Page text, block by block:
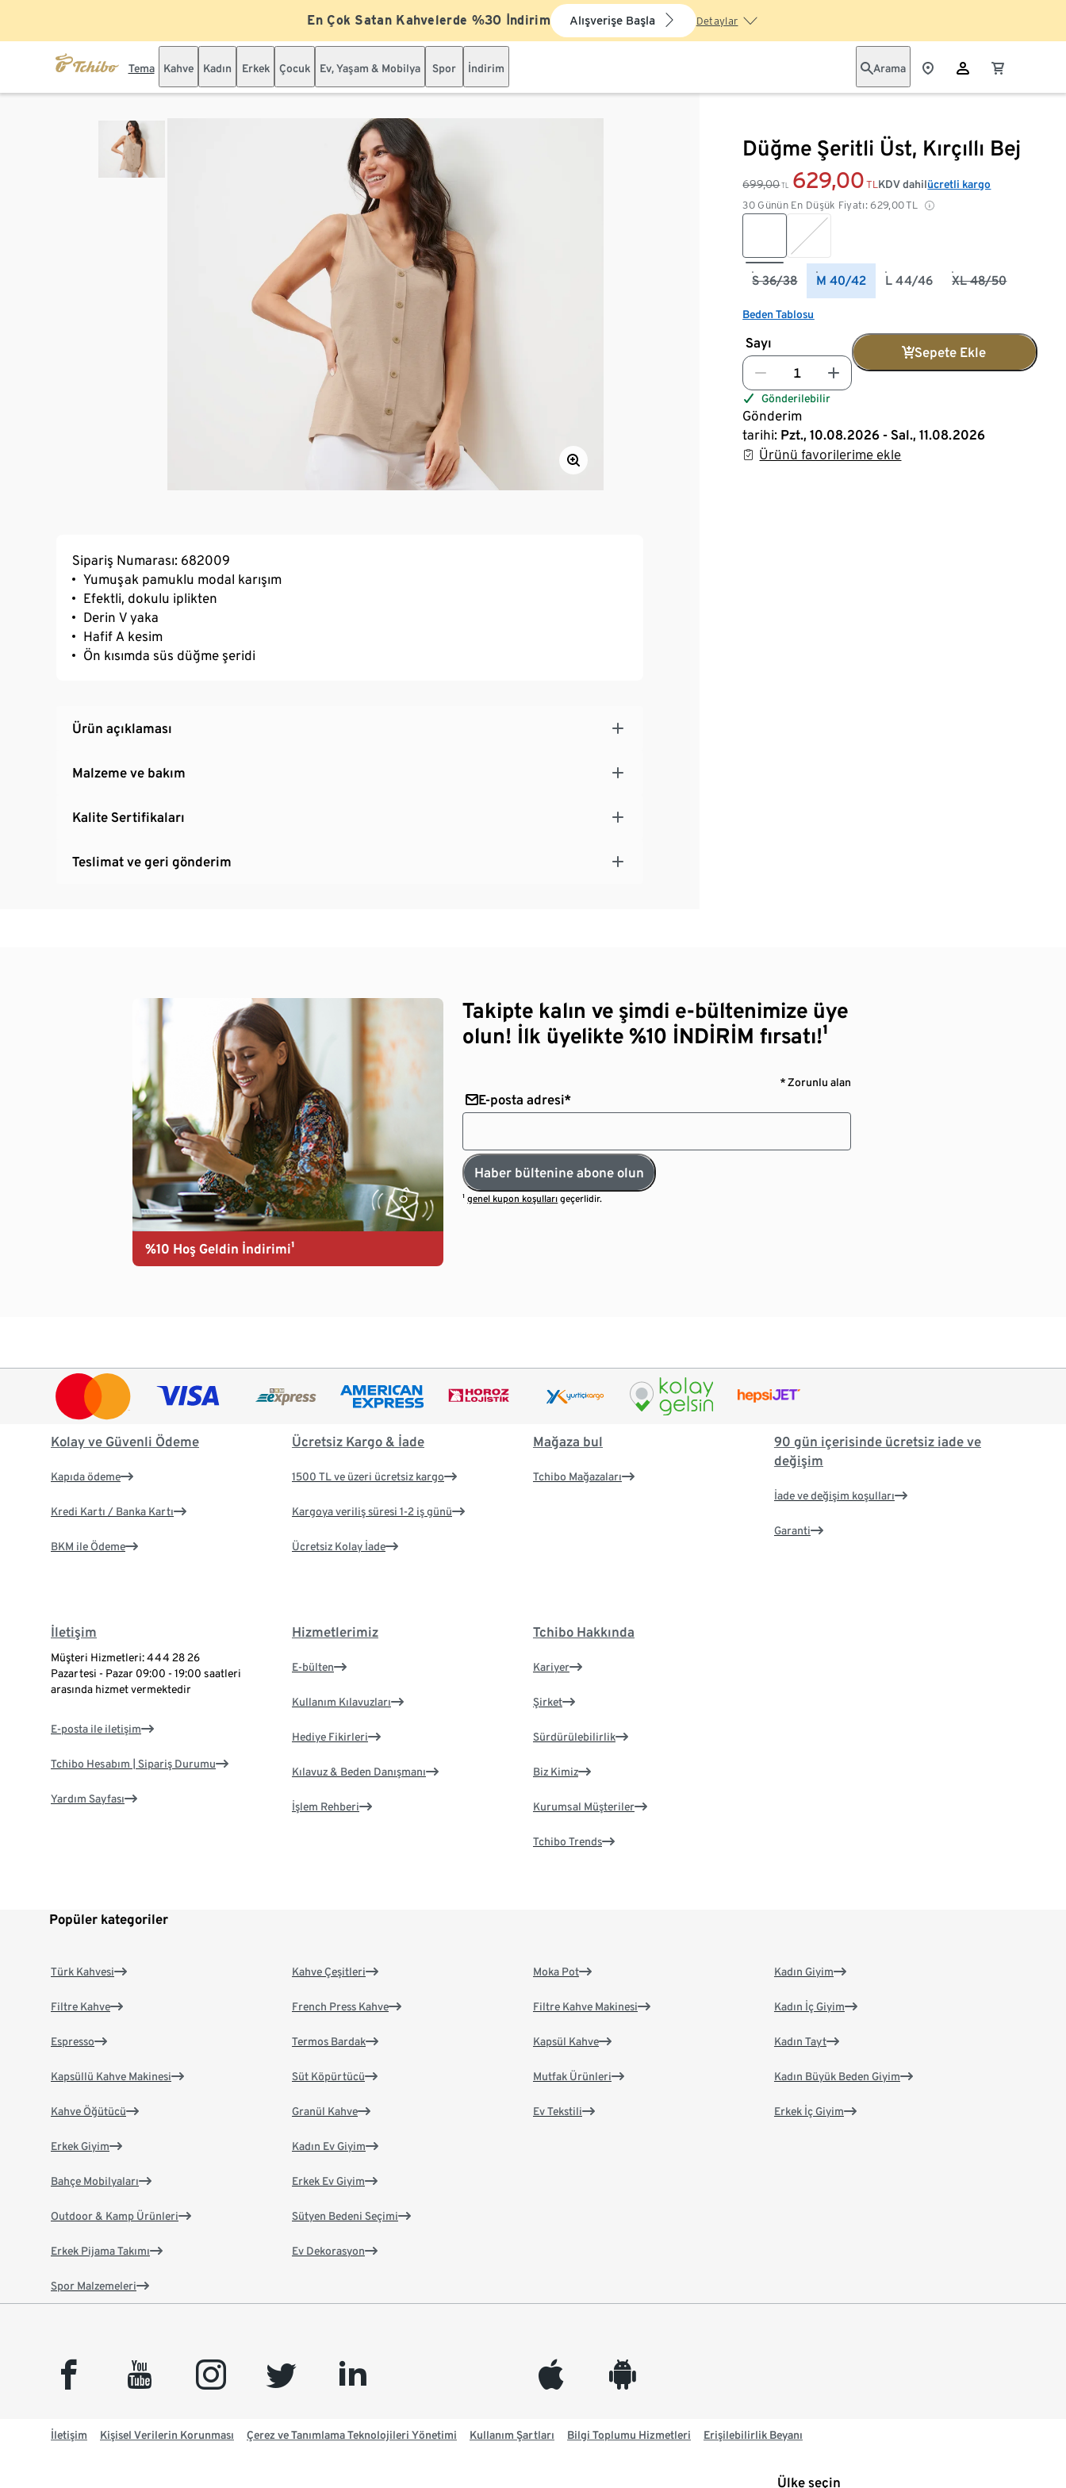
En Çok Satan Kahvelerde %30 İndirim Alışverişe Başla Detaylar
Tema Kahve Kadın Erkek Çocuk Ev, Yaşam & Mobilya Spor İndirim Arama
Düğme Şeritli Üst, Kırçıllı Bej
699,00 TL 629,00 TL
30 Günün En Düşük Fiyatı: 629,00TL
KDV dahilücretli kargo
S 36/38 M 40/42 L 44/46 XL 48/50
Beden Tablosu
Sayı
Sepete Ekle
Gönderilebilir
Gönderim
tarihi: Pzt., 10.08.2026 - Sal., 11.08.2026
Ürünü favorilerime ekle
Sipariş Numarası: 682009
Yumuşak pamuklu modal karışım
Efektli, dokulu iplikten
Derin V yaka
Hafif A kesim
Ön kısımda süs düğme şeridi
Ürün açıklaması
Malzeme ve bakım
Kalite Sertifikaları
Teslimat ve geri gönderim
%10 Hoş Geldin İndirimi¹
Takipte kalın ve şimdi e-bültenimize üye
olun! İlk üyelikte %10 İNDİRİM fırsatı!¹
* Zorunlu alan
E-posta adresi*
Haber bültenine abone olun
¹genel kupon koşulları geçerlidir.
Kolay ve Güvenli Ödeme
Kapıda ödeme
Kredi Kartı / Banka Kartı
BKM ile Ödeme
Ücretsiz Kargo & İade
1500 TL ve üzeri ücretsiz kargo
Kargoya veriliş süresi 1-2 iş günü
Ücretsiz Kolay İade
Mağaza bul
Tchibo Mağazaları
90 gün içerisinde ücretsiz iade ve
değişim
İade ve değişim koşulları
Garanti
İletişim
Müşteri Hizmetleri: 444 28 26
Pazartesi - Pazar 09:00 - 19:00 saatleri
arasında hizmet vermektedir
E-posta ile iletişim
Tchibo Hesabım | Sipariş Durumu
Yardım Sayfası
Hizmetlerimiz
E-bülten
Kullanım Kılavuzları
Hediye Fikirleri
Kılavuz & Beden Danışmanı
İşlem Rehberi
Tchibo Hakkında
Kariyer
Şirket
Sürdürülebilirlik
Biz Kimiz
Kurumsal Müşteriler
Tchibo Trends
Popüler kategoriler
Türk Kahvesi
Filtre Kahve
Espresso
Kapsüllü Kahve Makinesi
Kahve Öğütücü
Kahve Çeşitleri
French Press Kahve
Termos Bardak
Süt Köpürtücü
Granül Kahve
Moka Pot
Filtre Kahve Makinesi
Kapsül Kahve
Mutfak Ürünleri
Ev Tekstili
Kadın Giyim
Kadın İç Giyim
Kadın Tayt
Kadın Büyük Beden Giyim
Erkek İç Giyim
Erkek Giyim
Bahçe Mobilyaları
Outdoor & Kamp Ürünleri
Erkek Pijama Takımı
Spor Malzemeleri
Kadın Ev Giyim
Erkek Ev Giyim
Sütyen Bedeni Seçimi
Ev Dekorasyon
facebook youtube instagram twitter linkedin appleinc android
İletişim Kişisel Verilerin Korunması Çerez ve Tanımlama Teknolojileri Yönetimi Kullanım Şartları Bilgi Toplumu Hizmetleri Erişilebilirlik Beyanı
Ülke seçin